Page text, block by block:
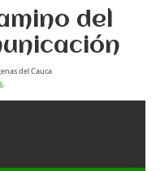
del
del Cauca